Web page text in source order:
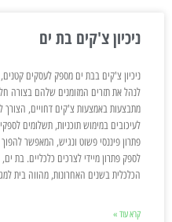
ניכיון צ'קים בת ים
ניכיון צ'קים בבת ים מספק לעסקים קטנים,
לנהל את תזרים המזומנים שלהם בצורה
מתבצעות באמצעות צ'קים דחויים, הצורך
לעיכובים במימוש תוכניות, תשלומים
פתרון פיננסי פשוט ונגיש, המאפשר
לספק פתרון מיידי לצרכים כלכליים. בת
הכלכלית בשנים האחרונות, מהווה בית
קרא עוד »